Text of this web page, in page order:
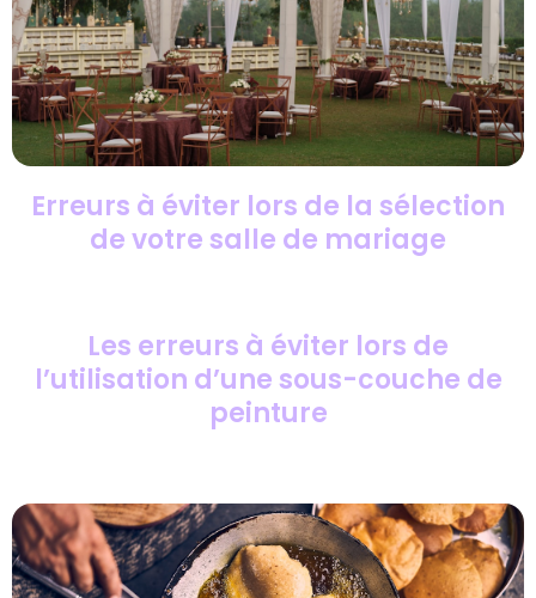
Erreurs à éviter lors de la sélection
de votre salle de mariage
Les erreurs à éviter lors de
l’utilisation d’une sous-couche de
peinture